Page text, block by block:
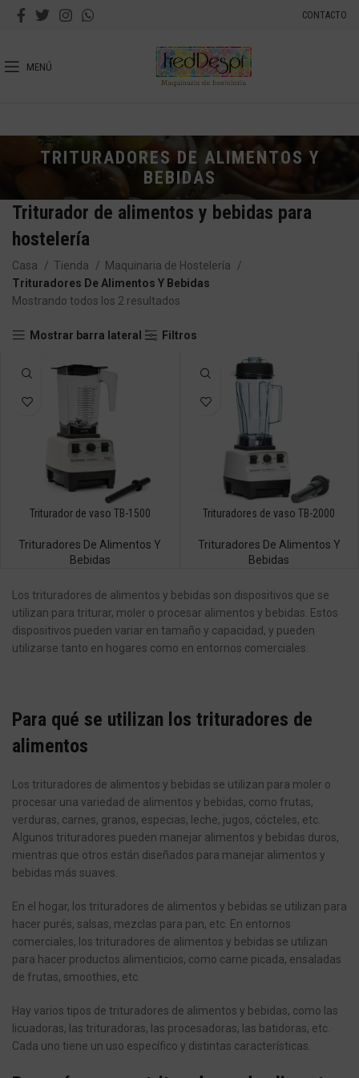
CONTACTO
MENÚ
TRITURADORES DE ALIMENTOS Y
BEBIDAS
Triturador de alimentos y bebidas para
hostelería
Casa Tienda
Maquinaria de Hostelería
Trituradores De Alimentos Y Bebidas
Mostrando todos los 2 resultados
Mostrar barra lateral Filtros
Triturador de vaso TB-1500
Trituradores De Alimentos Y
Bebidas
Trituradores de vaso TB-2000
Trituradores De Alimentos Y
Bebidas
Los trituradores de alimentos y bebidas son dispositivos que se
utilizan para triturar, moler o procesar alimentos y bebidas. Estos
dispositivos pueden variar en tamaño y capacidad, y pueden
utilizarse tanto en hogares como en entornos comerciales.
Para qué se utilizan los trituradores de
alimentos
Los trituradores de alimentos y bebidas se utilizan para moler o
procesar una variedad de alimentos y bebidas, como frutas,
verduras, carnes, granos, especias, leche, jugos, cócteles, etc.
Algunos trituradores pueden manejar alimentos y bebidas duros,
mientras que otros están diseñados para manejar alimentos y
bebidas más suaves.
En el hogar, los trituradores de alimentos y bebidas se utilizan para
hacer purés, salsas, mezclas para pan, etc. En entornos
comerciales, los trituradores de alimentos y bebidas se utilizan
para hacer productos alimenticios, como carne picada, ensaladas
de frutas, smoothies, etc.
Hay varios tipos de trituradores de alimentos y bebidas, como las
licuadoras, las trituradoras, las procesadoras, las batidoras, etc.
Cada uno tiene un uso específico y distintas características.